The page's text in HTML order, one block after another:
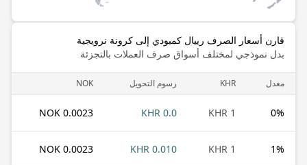
قارن أسعار الصرف رييال كمبودي إلى كرونة نرويجية
بدل نموذجي لمختلف أسواق صرف العملات بالتجزئة
معدل KHR رسوم التحويل NOK
0%
1 KHR
0.0 KHR
0.0023 NOK
1%
1 KHR
0.010 KHR
0.0023 NOK